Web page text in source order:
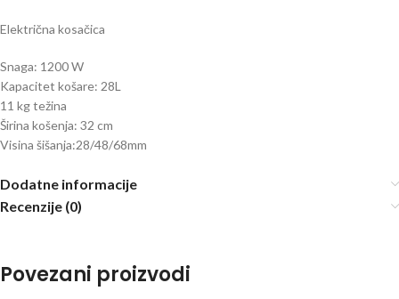
Električna kosačica
Snaga: 1200 W
Kapacitet košare: 28L
11 kg težina
Širina košenja: 32 cm
Visina šišanja:28/48/68mm
Dodatne informacije
Recenzije (0)
Povezani proizvodi